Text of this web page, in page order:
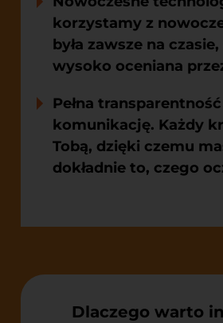
korzystamy z
była zawsze na
wysoko oceniana
Pełna transparentność
komunikację. Każdy
Tobą, dzięki czemu
dokładnie to, czego
Dlaczego warto